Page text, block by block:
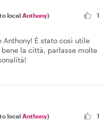
local Anthony)
1
È stato così utile
la città, parlasse molte
local Anthony)
1